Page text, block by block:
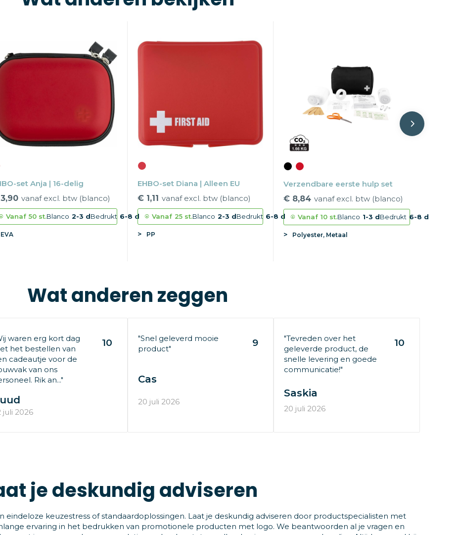
set Anja | 16-delig
vanaf excl. btw (blanco)
Vanaf 50 st.Blanco 2-3 dBedrukt 6-8 d
EVA
EHBO-set Diana | Alleen EU
€ 1,11 vanaf excl. btw (blanco)
Vanaf 25 st.Blanco 2-3 dBedrukt 6-8 d
PP
Verzendbare eerste hulp set
€ 8,84 vanaf excl. btw (blanco)
Vanaf 10 st.Blanco 1-3 dBedrukt 6-8 d
Polyester, Metaal
Wat anderen zeggen
waren erg kort dag
het bestellen van
cadeautje voor de
van ons
Rik an..."
10
juli 2026
"Snel geleverd mooie
product"
9
Cas
20 juli 2026
"Tevreden over het
geleverde product, de
snelle levering en goede
communicatie!"
10
Saskia
20 juli 2026
je deskundig adviseren
eindeloze keuzestress of standaardoplossingen. Laat je deskundig adviseren door productspecialisten met
ervaring in het bedrukken van promotionele producten met logo. We beantwoorden al je vragen en